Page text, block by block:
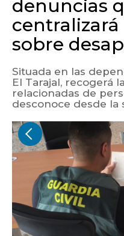
denuncias
sobre
Situada en las
El Tarajal, recogerá
relacionadas de
desconoce desde la